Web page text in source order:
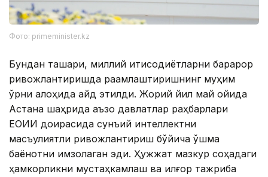
Фото: primeminister.kz
Бундан ташқари, миллий иқтисодиётларни барқарор
ривожлантиришда рақамлаштиришнинг муҳим
ўрни алоҳида қайд этилди. Жорий йил май ойида
Астана шаҳрида аъзо давлатлар раҳбарлари
ЕОИИ доирасида сунъий интеллектни
масъулиятли ривожлантириш бўйича қўшма
баёнотни имзолаган эди. Ҳужжат мазкур соҳадаги
ҳамкорликни мустаҳкамлаш ва илғор тажриба